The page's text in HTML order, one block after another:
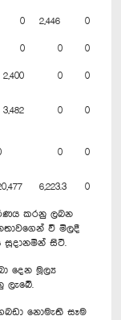
0 2,446 0
0 0 0
2,400 0 0
3,482 0 0
0 0
6,223.3 0
කරනු ලබන
වී මිලදී
සිටී.
මූල්‍ය
ලැබේ.
නොමැති සෑම